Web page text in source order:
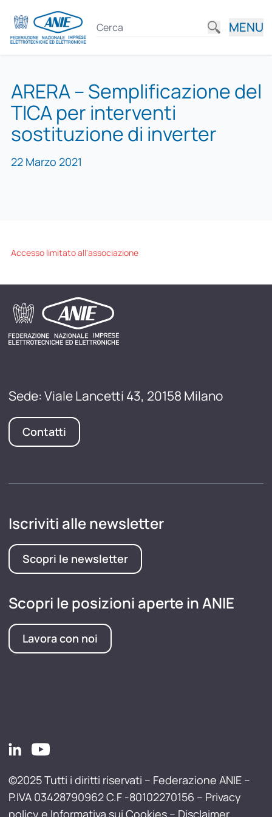
MENU
ARERA – Semplificazione del
TICA per interventi
sostituzione di inverter
22 Marzo 2021
Accesso limitato all'associazione
Sede: Viale Lancetti 43, 20158 Milano
Contatti
Iscriviti alle newsletter
Scopri le newsletter
Scopri le posizioni aperte in ANIE
Lavora con noi
©2025 Tutti i diritti riservati – Federazione ANIE –
P.IVA 03428790962 C.F -80102270156 – Privacy